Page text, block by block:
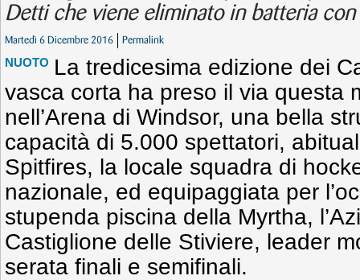
Detti che viene eliminato in batteria
Martedì 6 Dicembre 2016 Permalink
NUOTO La tredicesima edizione dei
vasca corta ha preso il via questa
nell’Arena di Windsor, una bella
capacità di 5.000 spettatori,
Spitfires, la locale squadra di
nazionale, ed equipaggiata per
stupenda piscina della Myrtha,
Castiglione delle Stiviere, leader
serata finali e semifinali.